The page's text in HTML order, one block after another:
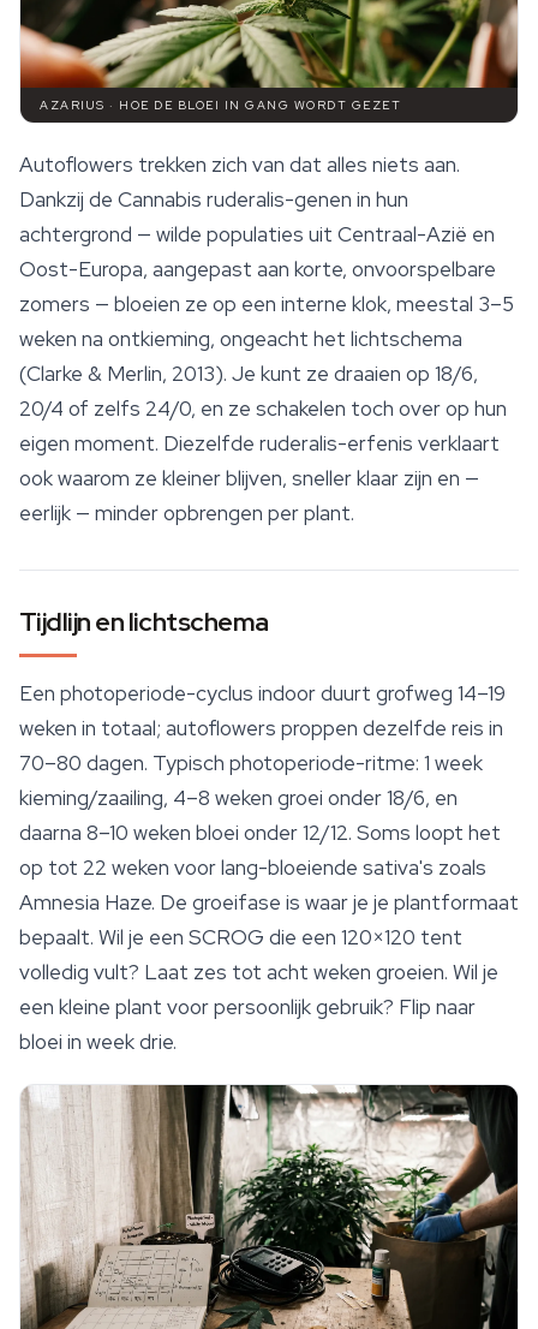
AZARIUS · HOE DE BLOEI IN GANG WORDT GEZET
Autoflowers trekken zich van dat alles niets aan.
Dankzij de Cannabis ruderalis-genen in hun
achtergrond — wilde populaties uit Centraal-Azië en
Oost-Europa, aangepast aan korte, onvoorspelbare
zomers — bloeien ze op een interne klok, meestal 3–5
weken na ontkieming, ongeacht het lichtschema
(Clarke & Merlin, 2013). Je kunt ze draaien op 18/6,
20/4 of zelfs 24/0, en ze schakelen toch over op hun
eigen moment. Diezelfde ruderalis-erfenis verklaart
ook waarom ze kleiner blijven, sneller klaar zijn en —
eerlijk — minder opbrengen per plant.
Tijdlijn en lichtschema
Een photoperiode-cyclus indoor duurt grofweg 14–19
weken in totaal; autoflowers proppen dezelfde reis in
70–80 dagen. Typisch photoperiode-ritme: 1 week
kieming/zaailing, 4–8 weken groei onder 18/6, en
daarna 8–10 weken bloei onder 12/12. Soms loopt het
op tot 22 weken voor lang-bloeiende sativa's zoals
Amnesia Haze. De groeifase is waar je je plantformaat
bepaalt. Wil je een SCROG die een 120×120 tent
volledig vult? Laat zes tot acht weken groeien. Wil je
een kleine plant voor persoonlijk gebruik? Flip naar
bloei in week drie.